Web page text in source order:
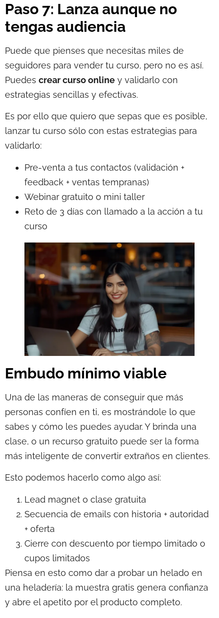
Paso 7: Lanza aunque no
tengas audiencia
Puede que pienses que necesitas miles de
seguidores para vender tu curso, pero no es así.
Puedes crear curso online y validarlo con
estrategias sencillas y efectivas.
Es por ello que quiero que sepas que es posible,
lanzar tu curso sólo con estas estrategias para
validarlo:
Pre-venta a tus contactos (validación +
feedback + ventas tempranas)
Webinar gratuito o mini taller
Reto de 3 días con llamado a la acción a tu
curso
Embudo mínimo viable
Una de las maneras de conseguir que más
personas confíen en ti, es mostrándole lo que
sabes y cómo les puedes ayudar. Y brinda una
clase, o un recurso gratuito puede ser la forma
más inteligente de convertir extraños en clientes.
Esto podemos hacerlo como algo así:
Lead magnet o clase gratuita
Secuencia de emails con historia + autoridad
+ oferta
Cierre con descuento por tiempo limitado o
cupos limitados
Piensa en esto como dar a probar un helado en
una heladería: la muestra gratis genera confianza
y abre el apetito por el producto completo.